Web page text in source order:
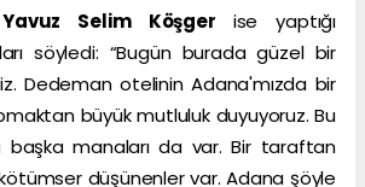
Selim Köşger ise yaptığı
söyledi: “Bugün burada güzel bir
Dedeman otelinin Adana'mızda bir
büyük mutluluk duyuyoruz. Bu
başka manaları da var. Bir taraftan
düşünenler var. Adana şöyle